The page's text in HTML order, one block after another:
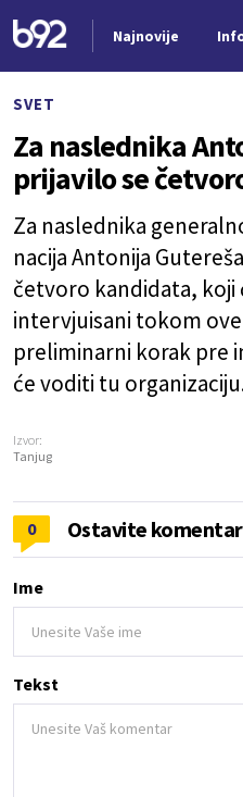
Najnovije
SVET
Za naslednika
prijavilo se
Za naslednika
nacija Antonija
četvoro kandidata, koji
intervjuisani tokom
preliminarni korak pre
će voditi tu
Izvor:
Tanjug
0 Ostavite komentar
Ime
Tekst